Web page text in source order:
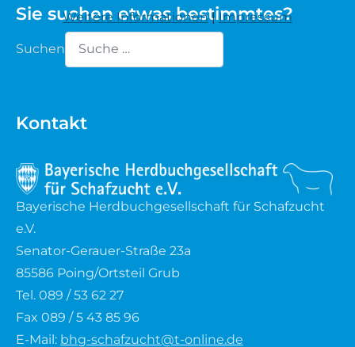
Sie suchen etwas bestimmtes?
Suchen
Kontakt
Bayerische Herdbuchgesellschaft für Schafzucht
e.V.
Senator-Gerauer-Straße 23a
85586 Poing/Ortsteil Grub
Tel. 089 / 53 62 27
Fax 089 / 5 43 85 96
E-Mail: bhg-schafzucht@t-online.de
Weitere Informationen|Impressum
Waldschaf
Weiße gehörnte Heidschnucke
Herdwick